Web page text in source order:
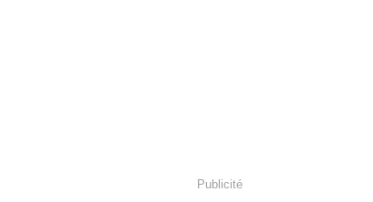
Publicité